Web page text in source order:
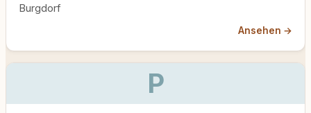
Burgdorf
Ansehen →
P